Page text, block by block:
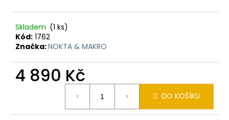
Skladem (1 ks)
Kód: 1762
Značka:NOKTA & MAKRO
4 890 Kč
DO KOŠÍKU
HLEDAT